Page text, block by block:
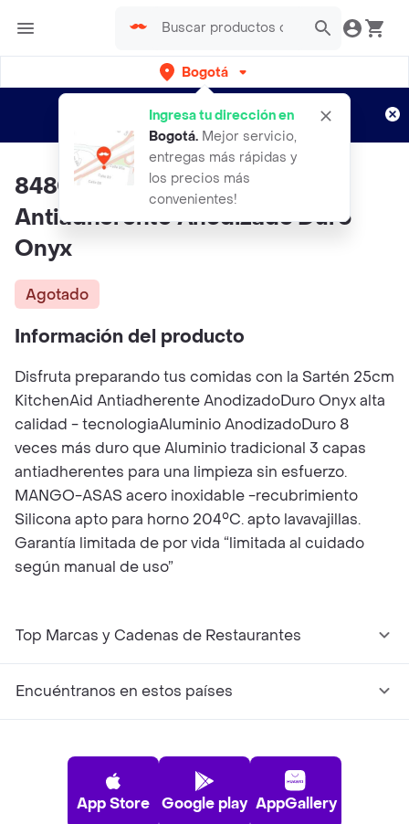
Bogotá
Ingresa tu dirección en
Bogotá. Mejor servicio,
entregas más rápidas y
los precios más
convenientes!
envíos gratis por semanas
Aplican TyC
84801 Sartén Kitchenaid
Antiadherente Anodizado Duro
Onyx
Agotado
Información del producto
Disfruta preparando tus comidas con la Sartén 25cm
KitchenAid Antiadherente AnodizadoDuro Onyx alta
calidad - tecnologiaAluminio AnodizadoDuro 8
veces más duro que Aluminio tradicional 3 capas
antiadherentes para una limpieza sin esfuerzo.
MANGO-ASAS acero inoxidable -recubrimiento
Silicona apto para horno 204°C. apto lavavajillas.
Garantía limitada de por vida “limitada al cuidado
según manual de uso”
Top Marcas y Cadenas de Restaurantes
Encuéntranos en estos países
App Store Google play AppGallery